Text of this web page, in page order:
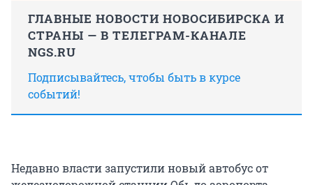
ГЛАВНЫЕ НОВОСТИ НОВОСИБИРСКА И
СТРАНЫ — В ТЕЛЕГРАМ-КАНАЛЕ
NGS.RU
Подписывайтесь, чтобы быть в курсе
событий!
Недавно власти запустили новый автобус от